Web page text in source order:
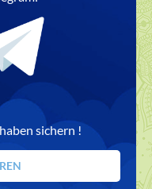
sichern !